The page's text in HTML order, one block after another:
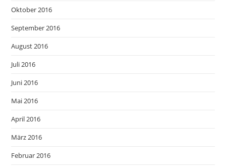
Oktober 2016
September 2016
August 2016
Juli 2016
Juni 2016
Mai 2016
April 2016
März 2016
Februar 2016